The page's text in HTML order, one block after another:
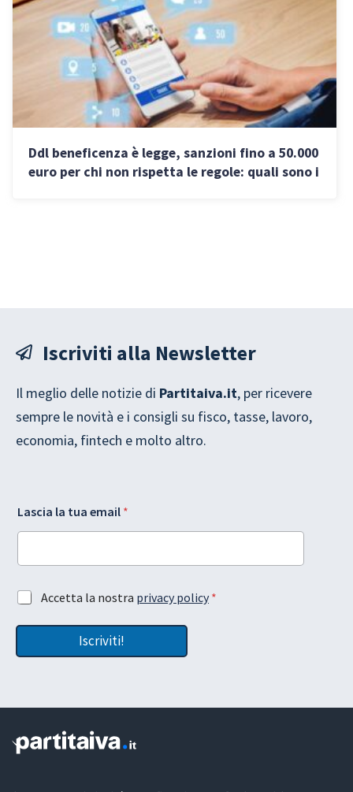
Ddl beneficenza è legge, sanzioni fino a 50.000
euro per chi non rispetta le regole: quali sono i
Iscriviti alla Newsletter
Il meglio delle notizie di Partitaiva.it, per ricevere
sempre le novità e i consigli su fisco, tasse, lavoro,
economia, fintech e molto altro.
u
a
m
a
m
a
a
s
o
t
Lascia la tua email *
A
c
t
n
Accetta la nostra privacy policy *
Iscriviti!